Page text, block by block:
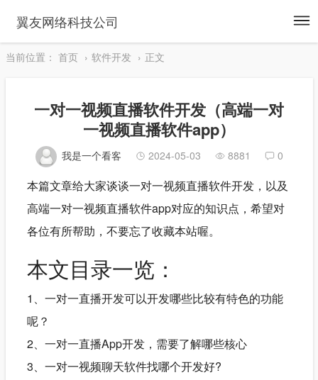
翼友网络科技公司
当前位置： 首页 软件开发 正文
一对一视频直播软件开发（高端一对
一视频直播软件app）
我是一个看客 2024-05-03 8881 0
本篇文章给大家谈谈一对一视频直播软件开发，以及
高端一对一视频直播软件app对应的知识点，希望对
各位有所帮助，不要忘了收藏本站喔。
本文目录一览：
1、一对一直播开发可以开发哪些比较有特色的功能
呢？
2、一对一直播App开发，需要了解哪些核心
3、一对一视频聊天软件找哪个开发好?